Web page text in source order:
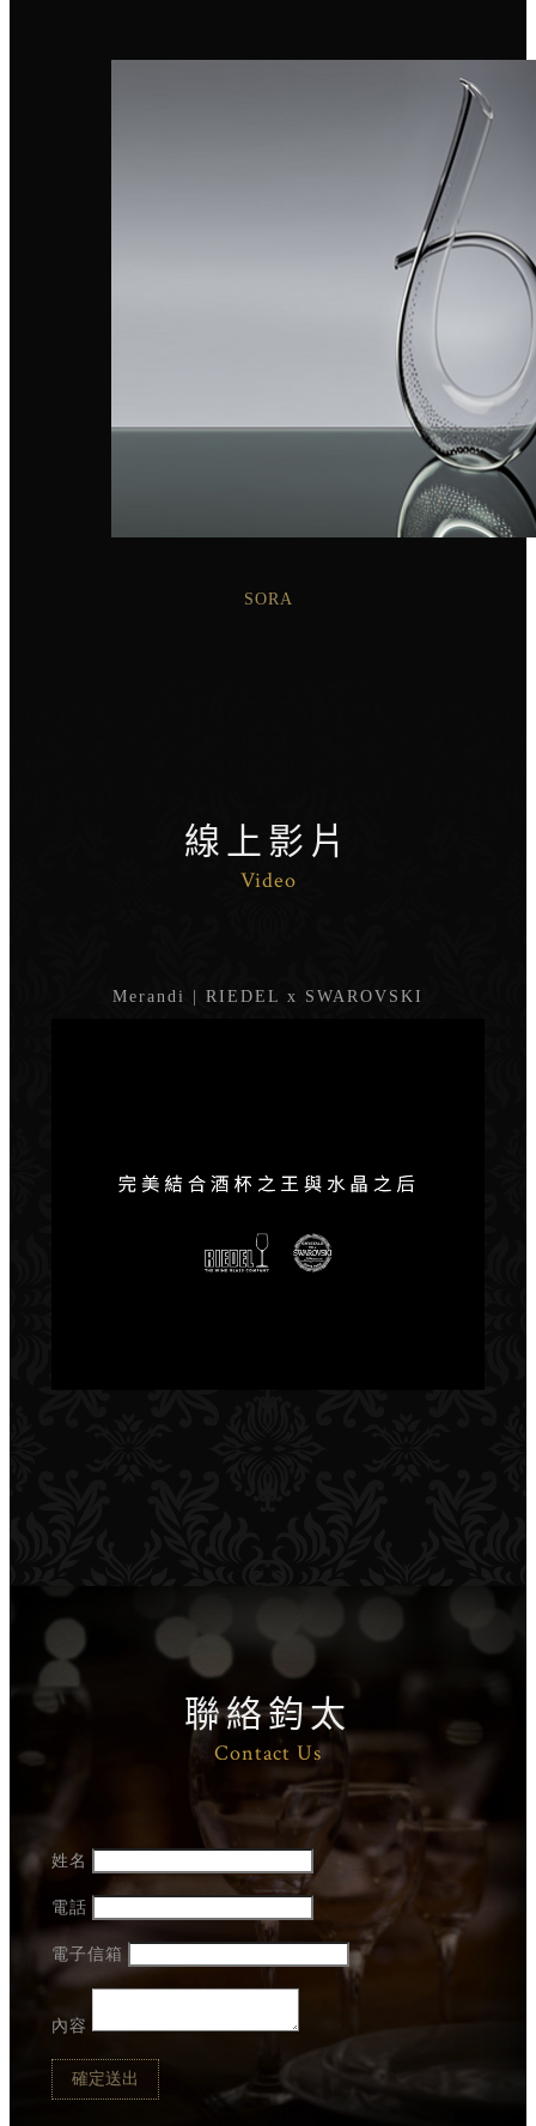
SORA
線上影片
Video
Merandi | RIEDEL x SWAROVSKI
聯絡鈞太
Contact Us
姓名
電話
電子信箱
內容
確定送出